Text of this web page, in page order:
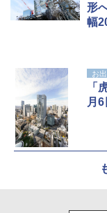
形
幅
お
「
月